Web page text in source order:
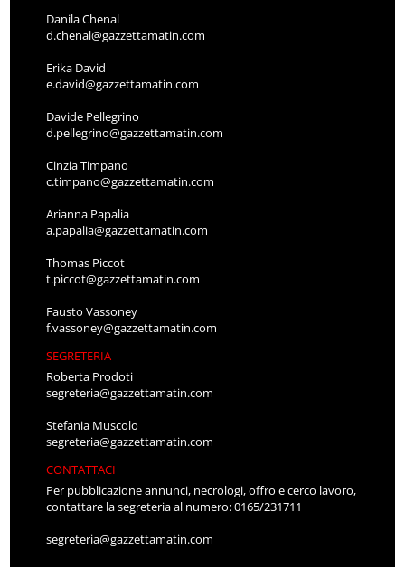
Danila Chenal
d.chenal@gazzettamatin.com
Erika David
e.david@gazzettamatin.com
Davide Pellegrino
d.pellegrino@gazzettamatin.com
Cinzia Timpano
c.timpano@gazzettamatin.com
Arianna Papalia
a.papalia@gazzettamatin.com
Thomas Piccot
t.piccot@gazzettamatin.com
Fausto Vassoney
f.vassoney@gazzettamatin.com
SEGRETERIA
Roberta Prodoti
segreteria@gazzettamatin.com
Stefania Muscolo
segreteria@gazzettamatin.com
CONTATTACI
Per pubblicazione annunci, necrologi, offro e cerco lavoro,
contattare la segreteria al numero: 0165/231711
segreteria@gazzettamatin.com